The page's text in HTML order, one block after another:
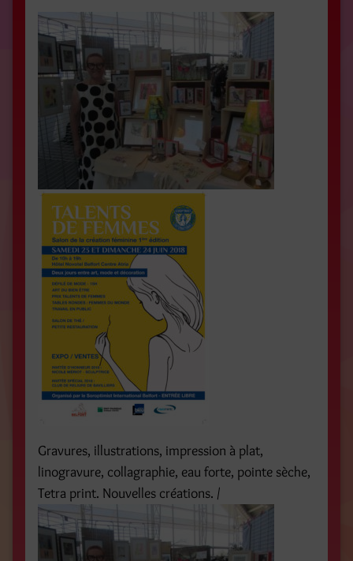
Gravures, illustrations, impression à plat,
linogravure, collagraphie, eau forte, pointe sèche,
Tetra print. Nouvelles créations. /